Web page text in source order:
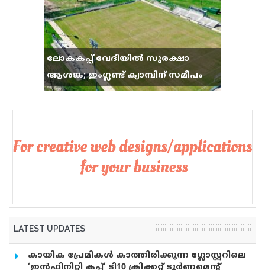
ലോകകപ്പ് വേദിയിൽ സുരക്ഷാ
ആശങ്ക; ഇംഗ്ലണ്ട് ക്യാമ്പിന് സമീപം
വെടിവെപ്പ്, 9 പേർക്ക് പരിക്ക്
LATEST UPDATES
കായിക പ്രേമികള്‍ കാത്തിരിക്കുന്ന ഗ്ലോസ്റ്ററിലെ
‘ഇന്‍ഫിനിറ്റി കപ്പ്’ ടി10 ക്രിക്കറ്റ് ടൂര്‍ണമെന്റ്